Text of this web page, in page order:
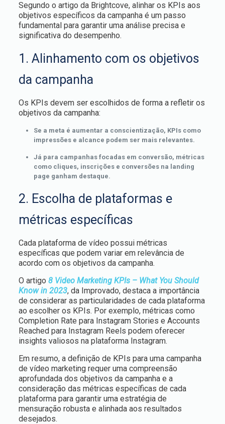
Segundo o artigo da Brightcove, alinhar os KPIs aos
objetivos específicos da campanha é um passo
fundamental para garantir uma análise precisa e
significativa do desempenho.
1. Alinhamento com os objetivos
da campanha
Os KPIs devem ser escolhidos de forma a refletir os
objetivos da campanha:
Se a meta é aumentar a conscientização, KPIs como
impressões e alcance podem ser mais relevantes.
Já para campanhas focadas em conversão, métricas
como cliques, inscrições e conversões na landing
page ganham destaque.
2. Escolha de plataformas e
métricas específicas
Cada plataforma de vídeo possui métricas
específicas que podem variar em relevância de
acordo com os objetivos da campanha.
O artigo 8 Video Marketing KPIs – What You Should
Know in 2023, da Improvado, destaca a importância
de considerar as particularidades de cada plataforma
ao escolher os KPIs. Por exemplo, métricas como
Completion Rate para Instagram Stories e Accounts
Reached para Instagram Reels podem oferecer
insights valiosos na plataforma Instagram.
Em resumo, a definição de KPIs para uma campanha
de vídeo marketing requer uma compreensão
aprofundada dos objetivos da campanha e a
consideração das métricas específicas de cada
plataforma para garantir uma estratégia de
mensuração robusta e alinhada aos resultados
desejados.